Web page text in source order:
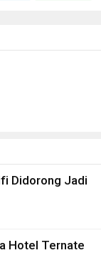
Didorong Jadi
Hotel Ternate